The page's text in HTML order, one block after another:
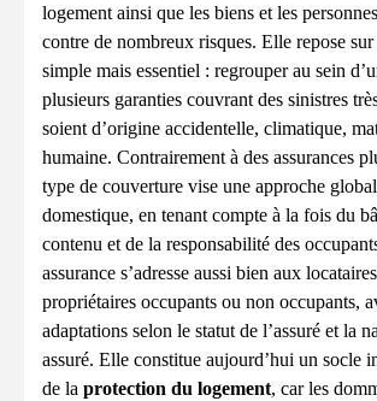
logement ainsi que les biens et les
contre de nombreux risques. Elle repose
simple mais essentiel : regrouper au sein
plusieurs garanties couvrant des sinistres
soient d’origine accidentelle, climatique,
humaine. Contrairement à des assurances
type de couverture vise une approche
domestique, en tenant compte à la fois du
contenu et de la responsabilité des
assurance s’adresse aussi bien aux
propriétaires occupants ou non occupants,
adaptations selon le statut de l’assuré et la
assuré. Elle constitue aujourd’hui un socle
de la protection du logement, car les